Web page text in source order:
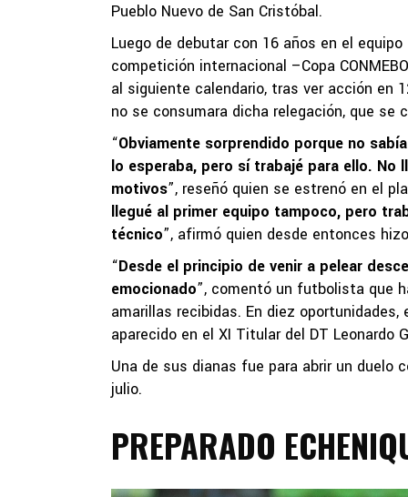
Pueblo Nuevo de San Cristóbal.
Luego de debutar con 16 años en el
competición internacional –Copa
al siguiente calendario, tras ver acción en
no se consumara dicha relegación, que
“Obviamente sorprendido porque no
lo esperaba, pero sí trabajé para ello.
motivos”, reseñó quien se estrenó en el
llegué al primer equipo tampoco, pero
técnico”, afirmó quien desde entonces
“Desde el principio de venir a pelear
emocionado”, comentó un futbolista que
amarillas recibidas. En diez
aparecido en el XI Titular del DT Leonardo
Una de sus dianas fue para abrir un duelo
julio.
PREPARADO